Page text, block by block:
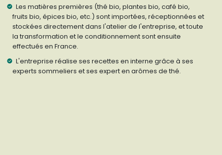
Les matières premières (thé bio, plantes bio, café bio,
fruits bio, épices bio, etc.) sont importées, réceptionnées et
stockées directement dans l'atelier de l'entreprise, et toute
la transformation et le conditionnement sont ensuite
effectués en France.
L'entreprise réalise ses recettes en interne grâce à ses
experts sommeliers et ses expert en arômes de thé.